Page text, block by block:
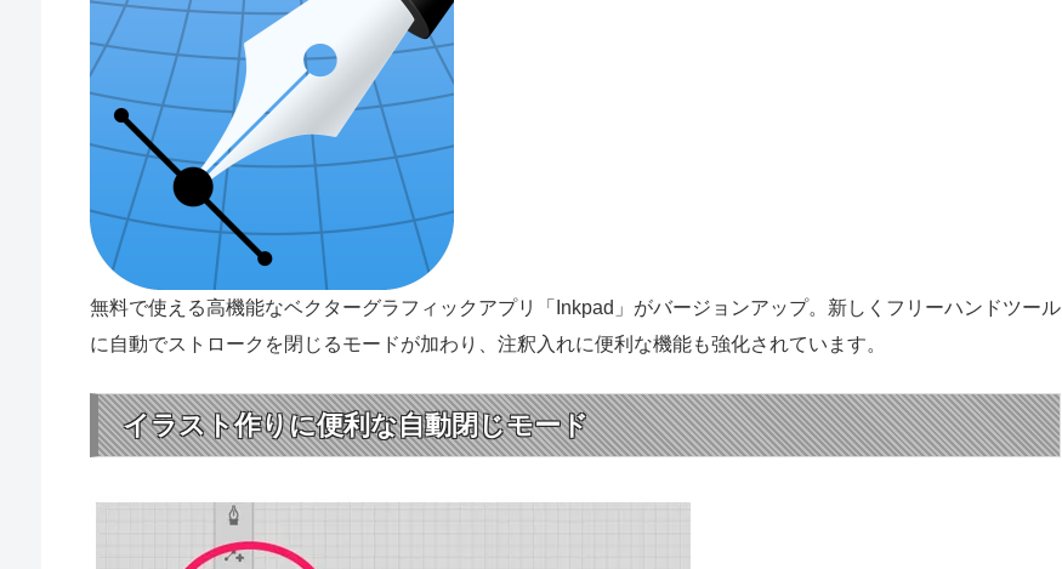
無料で使える高機能なベクターグラフィックアプリ「Inkpad」がバージョンアップ。新しくフリーハンドツール
に自動でストロークを閉じるモードが加わり、注釈入れに便利な機能も強化されています。
イラスト作りに便利な自動閉じモード